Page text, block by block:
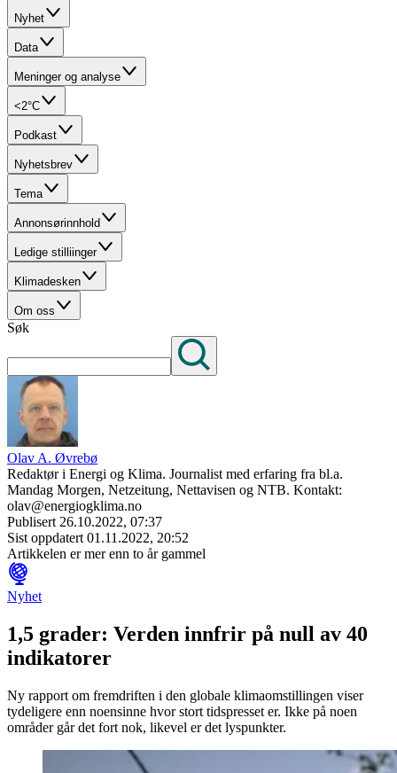
Nyhet
Data
Meninger og analyse
<2°C
Podkast
Nyhetsbrev
Tema
Annonsørinnhold
Ledige stilliinger
Klimadesken
Om oss
Søk
Olav A. Øvrebø
Redaktør i Energi og Klima. Journalist med erfaring fra bl.a.
Mandag Morgen, Netzeitung, Nettavisen og NTB. Kontakt:
olav@energiogklima.no
Publisert 26.10.2022, 07:37
Sist oppdatert 01.11.2022, 20:52
Artikkelen er mer enn to år gammel
Nyhet
1,5 grader: Verden innfrir på null av 40
indikatorer
Ny rapport om fremdriften i den globale klimaomstillingen viser
tydeligere enn noensinne hvor stort tidspresset er. Ikke på noen
områder går det fort nok, likevel er det lyspunkter.